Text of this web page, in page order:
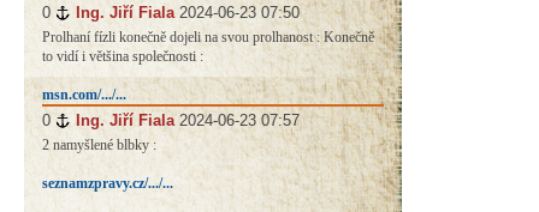
0 # Ing. Jiří Fiala 2024-06-23 07:50
Prolhaní fízli konečně dojeli na svou prolhanost : Konečně
to vidí i většina společnosti :
msn.com/.../...
0 # Ing. Jiří Fiala 2024-06-23 07:57
2 namyšlené blbky :
seznamzpravy.cz/.../...